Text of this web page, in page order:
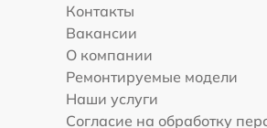
Контакты
Вакансии
О компании
Ремонтируемые модели
Наши услуги
Согласие на обработку